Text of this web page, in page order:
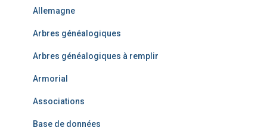
Allemagne
Arbres généalogiques
Arbres généalogiques à remplir
Armorial
Associations
Base de données